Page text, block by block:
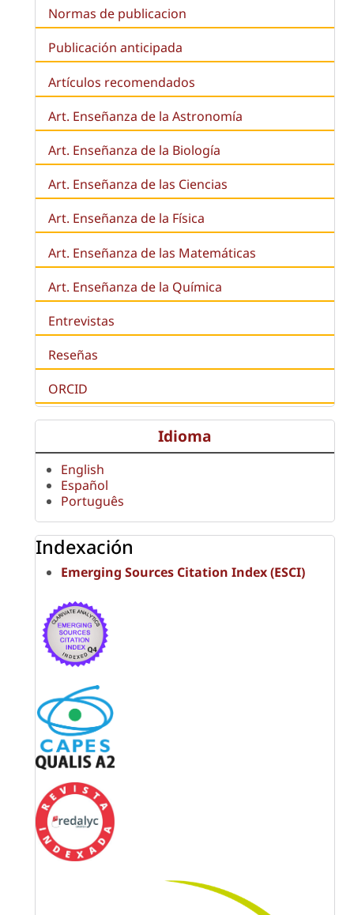
Normas de publicacion
Publicación anticipada
Artículos recomendados
Art. Enseñanza de la Astronomía
Art. Enseñanza de la Biología
Art. Enseñanza de las Ciencias
Art. Enseñanza de la Física
Art. Enseñanza de las Matemáticas
Art. Enseñanza de la Química
Entrevistas
Reseñas
ORCID
Idioma
English
Español
Português
Indexación
Emerging Sources Citation Index (ESCI)